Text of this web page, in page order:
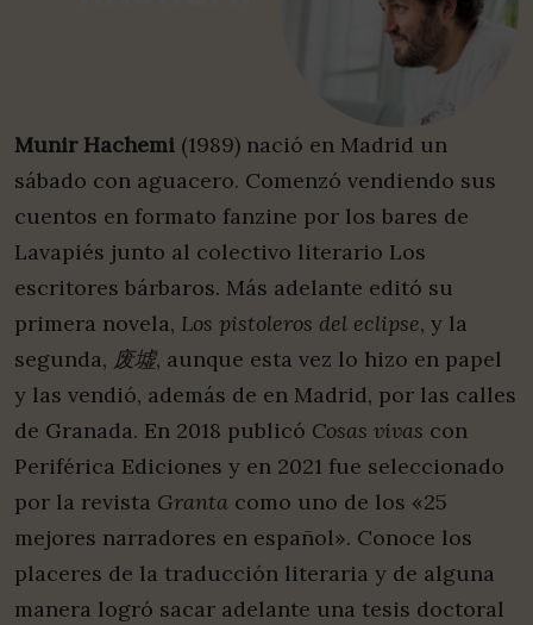
Munir Hachemi (1989) nació en Madrid un
sábado con aguacero. Comenzó vendiendo sus
cuentos en formato fanzine por los bares de
Lavapiés junto al colectivo literario Los
escritores bárbaros. Más adelante editó su
primera novela, Los pistoleros del eclipse, y la
segunda, 废墟, aunque esta vez lo hizo en papel
y las vendió, además de en Madrid, por las calles
de Granada. En 2018 publicó Cosas vivas con
Periférica Ediciones y en 2021 fue seleccionado
por la revista Granta como uno de los «25
mejores narradores en español». Conoce los
placeres de la traducción literaria y de alguna
manera logró sacar adelante una tesis doctoral